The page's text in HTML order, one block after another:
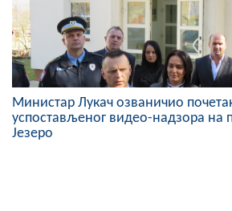
Министар Лукач озваничио
успостављеног видео-надзора на
Језеро